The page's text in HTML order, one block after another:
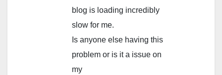
blog is loading incredibly
slow for me.
Is anyone else having this
problem or is it a issue on
my